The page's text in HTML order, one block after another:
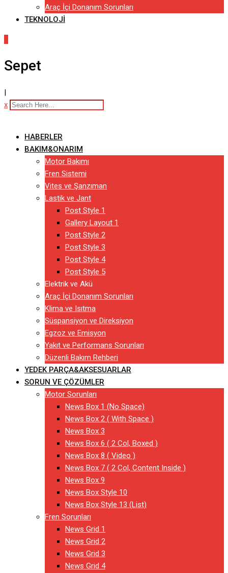
Araç İçi Donanım Sorunları
TEKNOLOJI
Sepet
x
HABERLER
BAKIM&ONARIM
Motor Bakımı
Fren Sistemi
Vites ve Şanzıman
Lastik ve Jant
Post Style 1
Gallery Layout 1
Post Style 2
Post Style 3
Post Style 4
Post Style 5
Elektrik ve Akü
Araç İçi Donanım Sorunları
Klima ve Isıtma
Süspansiyon ve Direksiyon
Egzoz ve Emisyon
Yakıt ve Performans Sorunları
Düzenli Bakım Rehberi
YEDEK PARÇA&AKSESUARLAR
SORUN VE ÇÖZÜMLER
Motor Sorunları
News Box 1 (No Space)
News Box 2 ( With Space )
News Box 3
News Box 6 ( 2 Col, Boxed )
News Box 8 ( Video )
News Box 7 ( 2 Col, Content Inside )
News Box 9
News Box Style 10
News Box Style 13 (List)
Fren Sorunları
News Grid 1
News Grid 2
News Grid 3
News Grid 4